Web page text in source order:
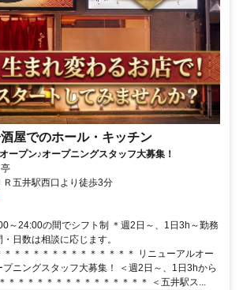
屋でのホール・キッチン
ープン♪オープニングスタッフ大募集！
Ｒ五井駅西口より徒歩3分
～24:00の間でシフト制 ＊週2日～、1日3h～勤務
日数は相談に応じます。
＊＊＊＊＊＊＊＊＊＊＊＊＊ リニューアルオー
プニングスタッフ大募集！ ＜週2日～、1日3hから
＊＊＊＊＊＊＊＊＊＊＊＊＊＊＊ ＜五井駅ス...